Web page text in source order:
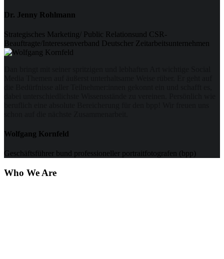
Dr. Jenny Rohlmann
Strategisches Marketing/ Public Relationsund CSR-
Beauftragte/Interessenverband Deutscher Zeitarbeitsunternehmen
Wolfgang Kornfeld
Geschäftsführer bund professioneller portraitfotografen (bpp)
Who We Are